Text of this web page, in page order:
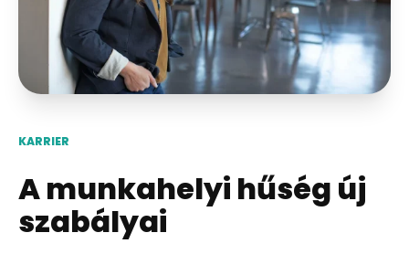
KARRIER
A munkahelyi hűség új
szabályai